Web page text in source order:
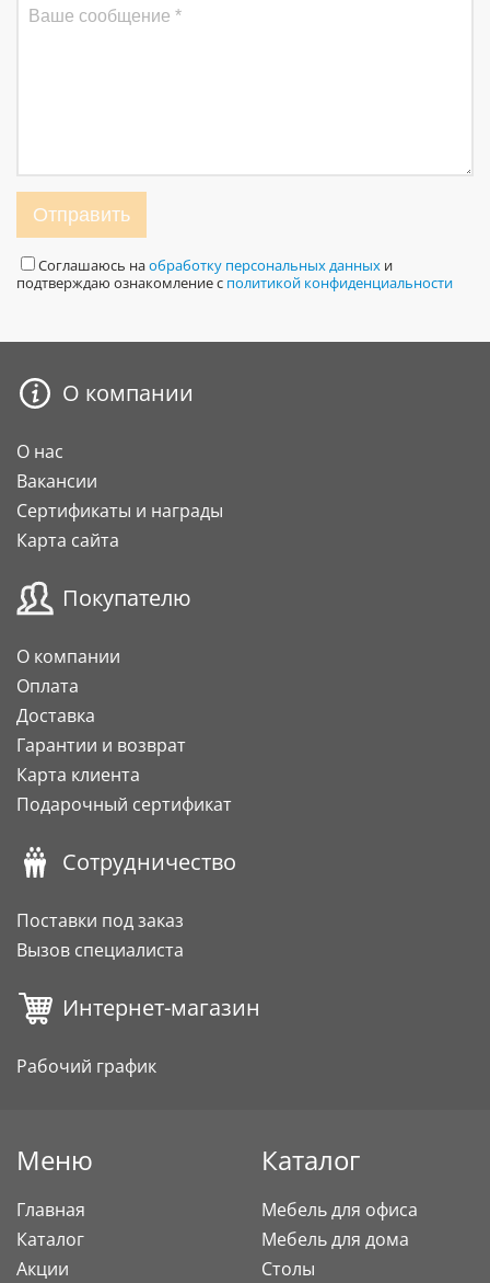
Отправить
Соглашаюсь наобработку персональных данных и
подтверждаю ознакомление с политикой конфиденциальности
О компании
О нас
Вакансии
Сертификаты и награды
Карта сайта
Покупателю
О компании
Оплата
Доставка
Гарантии и возврат
Карта клиента
Подарочный сертификат
Сотрудничество
Поставки под заказ
Вызов специалиста
Интернет-магазин
Рабочий график
Меню
Главная
Каталог
Акции
Каталог
Мебель для офиса
Мебель для дома
Столы